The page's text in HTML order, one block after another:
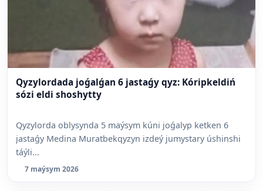
Qyzylordada joǵalǵan 6 jastaǵy qyz: Kóripkeldiń
sózi eldi shoshytty
Qyzylorda oblysynda 5 maýsym kúni joǵalyp ketken 6
jastaǵy Medina Muratbekqyzyn izdeý jumystary úshinshi
táýli...
7 maýsym 2026